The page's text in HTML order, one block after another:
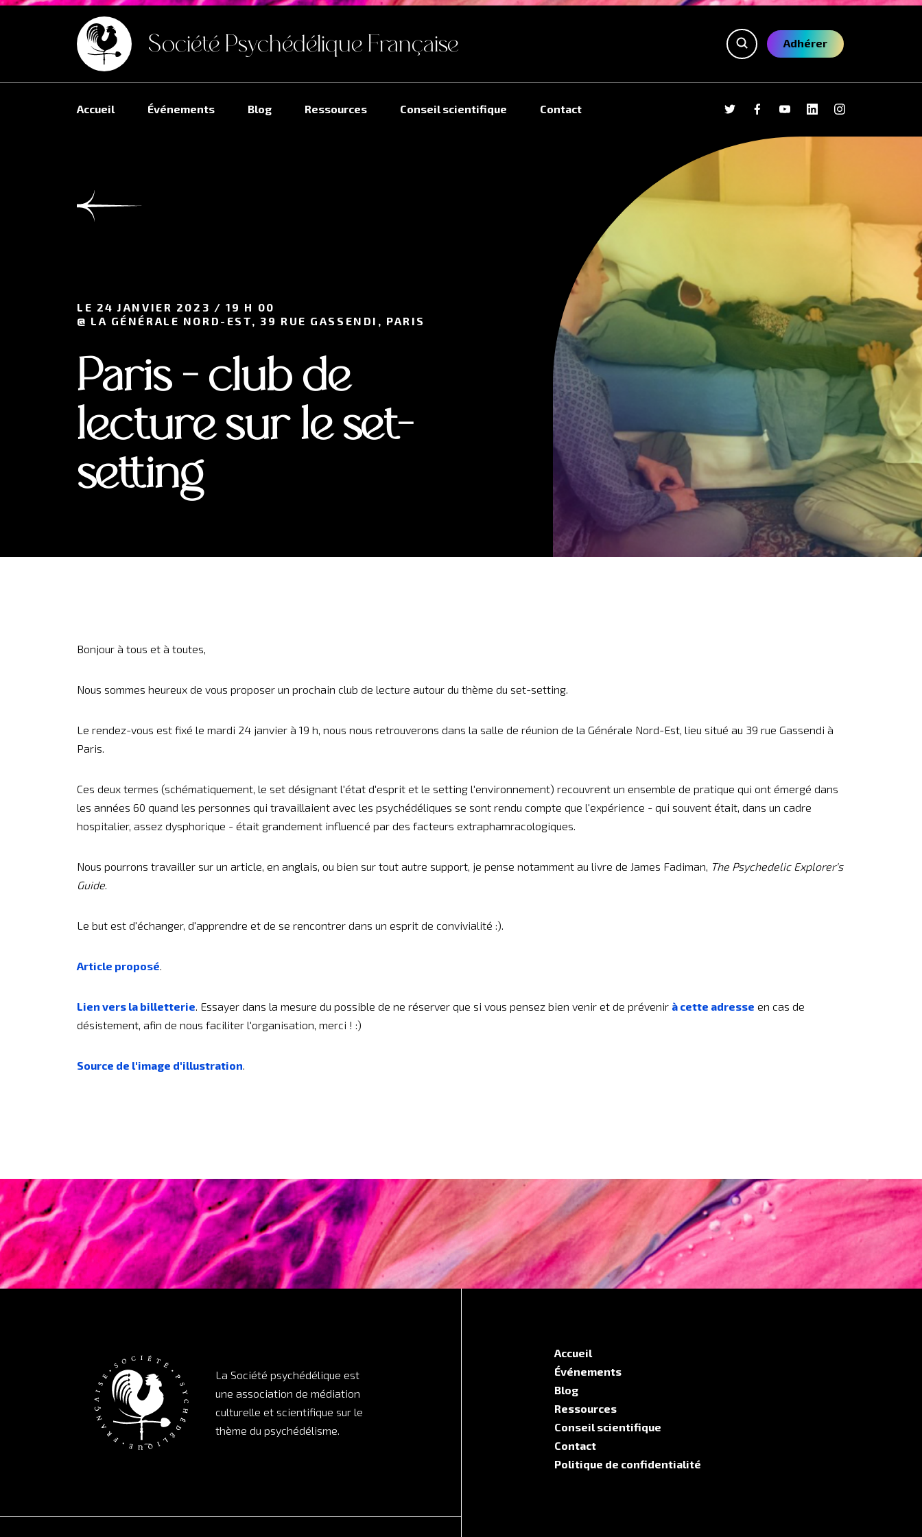
Société Psychédélique Française Adhérer
Accueil Événements Blog Ressources Conseil scientifique Contact
LE 24 JANVIER 2023 / 19 H 00
@ LA GÉNÉRALE NORD-EST, 39 RUE GASSENDI, PARIS
Paris - club de
lecture sur le set-
setting
Bonjour à tous et à toutes,
Nous sommes heureux de vous proposer un prochain club de lecture autour du thème du set-setting.
Le rendez-vous est fixé le mardi 24 janvier à 19 h, nous nous retrouverons dans la salle de réunion de la Générale Nord-Est, lieu situé au 39 rue Gassendi à
Paris.
Ces deux termes (schématiquement, le set désignant l'état d'esprit et le setting l'environnement) recouvrent un ensemble de pratique qui ont émergé dans
les années 60 quand les personnes qui travaillaient avec les psychédéliques se sont rendu compte que l'expérience - qui souvent était, dans un cadre
hospitalier, assez dysphorique - était grandement influencé par des facteurs extraphamracologiques.
Nous pourrons travailler sur un article, en anglais, ou bien sur tout autre support, je pense notamment au livre de James Fadiman, The Psychedelic Explorer's
Guide.
Le but est d'échanger, d'apprendre et de se rencontrer dans un esprit de convivialité :).
Article proposé.
Lien vers la billetterie. Essayer dans la mesure du possible de ne réserver que si vous pensez bien venir et de prévenir à cette adresse en cas de
désistement, afin de nous faciliter l'organisation, merci ! :)
Source de l'image d'illustration.
La Société psychédélique est
une association de médiation
culturelle et scientifique sur le
thème du psychédélisme.
Accueil
Événements
Blog
Ressources
Conseil scientifique
Contact
Politique de confidentialité